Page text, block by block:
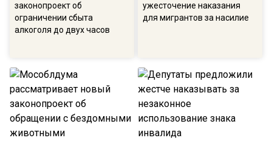
законопроект об
ограничении сбыта
алкоголя до двух часов
ужесточение наказания
для мигрантов за насилие